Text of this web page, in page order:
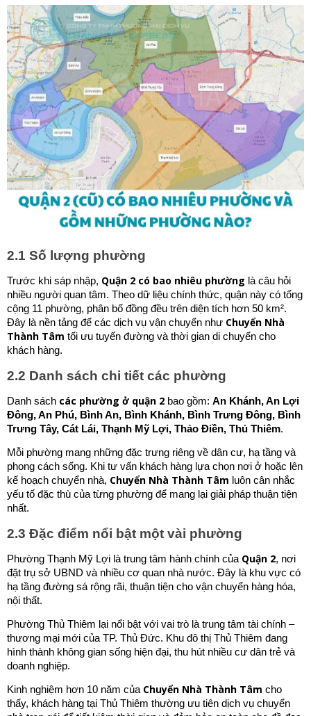
2.1 Số lượng phường
Trước khi sáp nhập, Quận 2 có bao nhiêu phường là câu hỏi
nhiều người quan tâm. Theo dữ liệu chính thức, quận này có tổng
cộng 11 phường, phân bố đồng đều trên diện tích hơn 50 km².
Đây là nền tảng để các dịch vụ vận chuyển như Chuyển Nhà
Thành Tâm tối ưu tuyến đường và thời gian di chuyển cho
khách hàng.
2.2 Danh sách chi tiết các phường
Danh sách các phường ở quận 2 bao gồm: An Khánh, An Lợi
Đông, An Phú, Bình An, Bình Khánh, Bình Trưng Đông, Bình
Trưng Tây, Cát Lái, Thạnh Mỹ Lợi, Thảo Điền, Thủ Thiêm.
Mỗi phường mang những đặc trưng riêng về dân cư, hạ tầng và
phong cách sống. Khi tư vấn khách hàng lựa chọn nơi ở hoặc lên
kế hoạch chuyển nhà, Chuyển Nhà Thành Tâm luôn cân nhắc
yếu tố đặc thù của từng phường để mang lại giải pháp thuận tiện
nhất.
2.3 Đặc điểm nổi bật một vài phường
Phường Thạnh Mỹ Lợi là trung tâm hành chính của Quận 2, nơi
đặt trụ sở UBND và nhiều cơ quan nhà nước. Đây là khu vực có
hạ tầng đường sá rộng rãi, thuận tiện cho vận chuyển hàng hóa,
nội thất.
Phường Thủ Thiêm lại nổi bật với vai trò là trung tâm tài chính –
thương mại mới của TP. Thủ Đức. Khu đô thị Thủ Thiêm đang
hình thành không gian sống hiện đại, thu hút nhiều cư dân trẻ và
doanh nghiệp.
Kinh nghiệm hơn 10 năm của Chuyển Nhà Thành Tâm cho
thấy, khách hàng tại Thủ Thiêm thường ưu tiên dịch vụ chuyển